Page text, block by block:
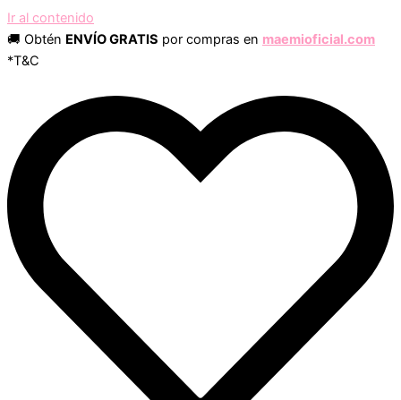
Ir al contenido
🚚 Obtén ENVÍO GRATIS por compras en maemioficial.com
*T&C